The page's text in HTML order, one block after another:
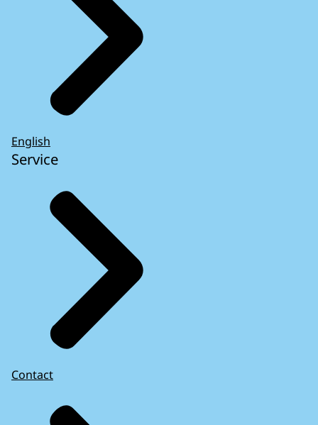
English
Service
Contact